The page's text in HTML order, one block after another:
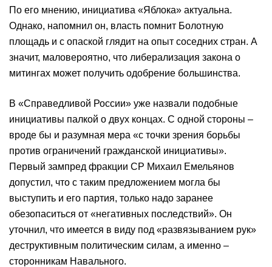
По его мнению, инициатива «Яблока» актуальна.
Однако, напомнил он, власть помнит Болотную
площадь и с опаской глядит на опыт соседних стран. А
значит, маловероятно, что либерализация закона о
митингах может получить одобрение большинства.
В «Справедливой России» уже назвали подобные
инициативы палкой о двух концах. С одной стороны –
вроде бы и разумная мера «с точки зрения борьбы
против ограничений гражданской инициативы».
Первый зампред фракции СР Михаил Емельянов
допустил, что с таким предложением могла бы
выступить и его партия, только надо заранее
обезопаситься от «негативных последствий». Он
уточнил, что имеется в виду под «развязыванием рук»
деструктивным политическим силам, а именно –
сторонникам Навального.